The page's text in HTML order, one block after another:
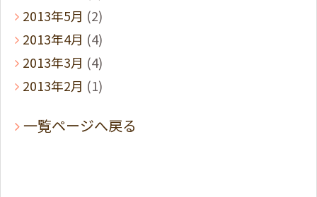
2013年5月 (2)
2013年4月 (4)
2013年3月 (4)
2013年2月 (1)
一覧ページへ戻る